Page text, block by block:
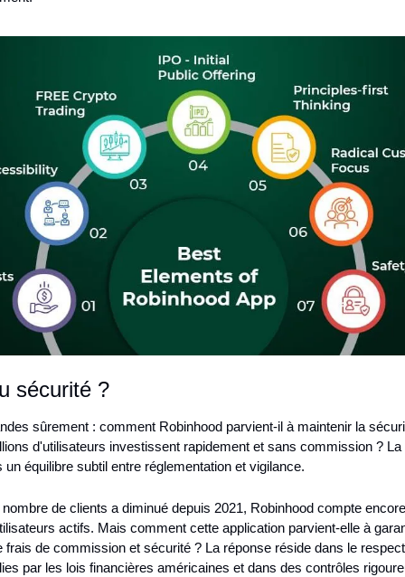
sécurité ?
sûrement : comment Robinhood parvient-il à maintenir la
d'utilisateurs investissent rapidement et sans commission ? La
un équilibre subtil entre réglementation et vigilance.
de clients a diminué depuis 2021, Robinhood compte
actifs. Mais comment cette application parvient-elle à
frais de commission et sécurité ? La réponse réside dans le
par les lois financières américaines et dans des contrôles